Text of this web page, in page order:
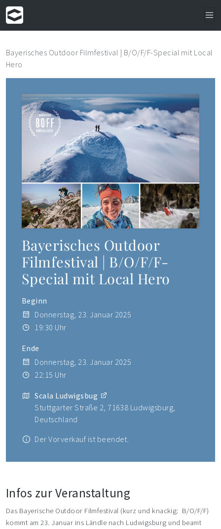
Bayerisches Outdoor Filmfestival | B/O/F/F-Special mit Local
Hero
Bayerisches Outdoor
Filmfestival | B/O/F/F-
Special mit Local Hero
Beginn
Donnerstag, 23. Januar 2025
19:30 Uhr
Ende
Donnerstag, 23. Januar 2025
22:15 Uhr
Scala Ludwigsbug
Stuttgarter Straße 2, 71638 Ludwigsburg,
Deutschland
Der Vorverkauf ist beendet.
Infos zur Veranstaltung
Das Bayerische Outdoor Filmfestival (kurz und knackig: B/O/F/F)
kommt am 23. Januar ins Ländle nach Ludwigsburg und beamt